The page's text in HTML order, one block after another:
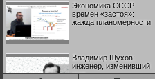
Экономика СССР
времен «застоя»:
жажда планомерности
Владимир Шухов:
инженер, изменивший
мир